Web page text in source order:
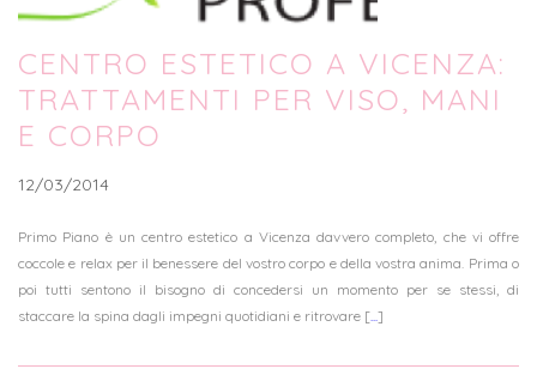
CENTRO ESTETICO A VICENZA:
TRATTAMENTI PER VISO, MANI
E CORPO
12/03/2014
Primo Piano è un centro estetico a Vicenza davvero completo, che vi offre
coccole e relax per il benessere del vostro corpo e della vostra anima. Prima o
poi tutti sentono il bisogno di concedersi un momento per se stessi, di
staccare la spina dagli impegni quotidiani e ritrovare [...]